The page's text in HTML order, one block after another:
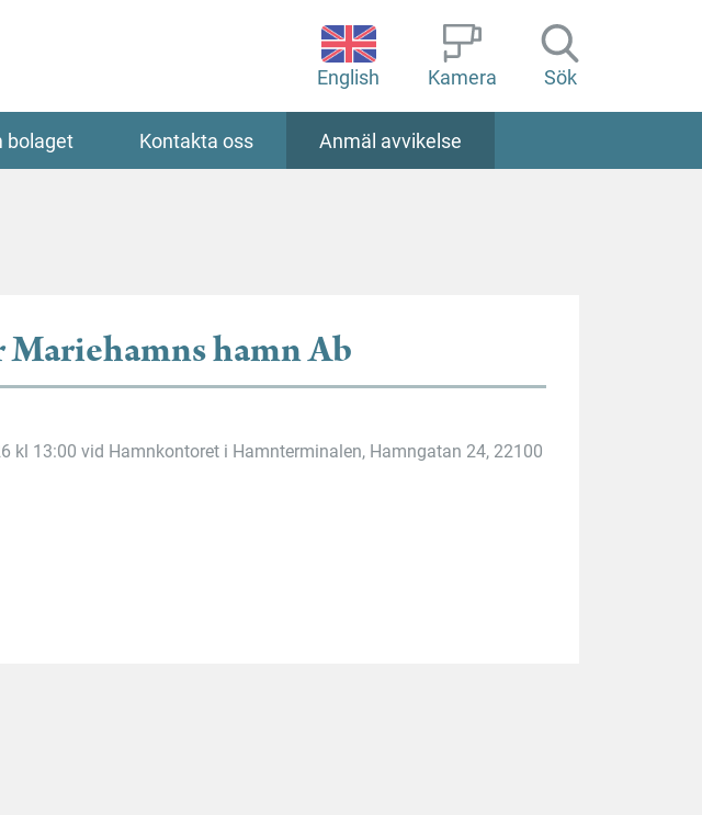
English Kamera Sök
bolaget Kontakta oss Anmäl avvikelse
hamn Ab
13:00 vid Hamnkontoret i Hamnterminalen, Hamngatan 24, 22100